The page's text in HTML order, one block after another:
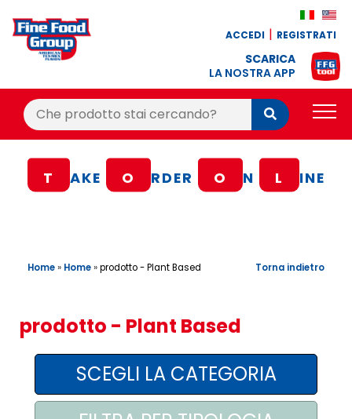
ACCEDI REGISTRATI
SCARICA
LA NOSTRA APP
Cerca:
Cerca
BLOG
CONTATTI
AREA AGENTI
T AKE O RDER O N L INE
Home» Home»prodotto - Plant Based Torna indietro
prodotto - Plant Based